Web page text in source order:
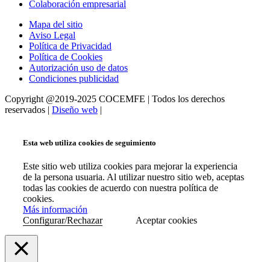
Colaboración empresarial
Mapa del sitio
Aviso Legal
Política de Privacidad
Política de Cookies
Autorización uso de datos
Condiciones publicidad
Copyright @2019-2025 COCEMFE | Todos los derechos
reservados | Diseño web |
Esta web utiliza cookies de seguimiento
Este sitio web utiliza cookies para mejorar la experiencia
de la persona usuaria. Al utilizar nuestro sitio web, aceptas
todas las cookies de acuerdo con nuestra política de
cookies.
Más información
Configurar/Rechazar
Aceptar cookies